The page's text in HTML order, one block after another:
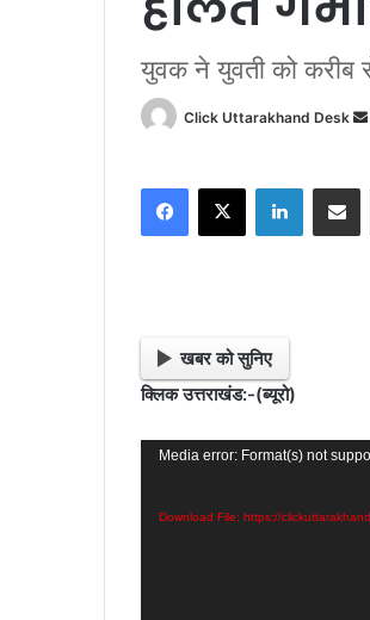
युवक ने युवती को करीब
Click Uttarakhand Desk
खबर को सुनिए
क्लिक उत्तराखंड:-(ब्यूरो)
Video
Media error: Format(s) not
Download File: https://